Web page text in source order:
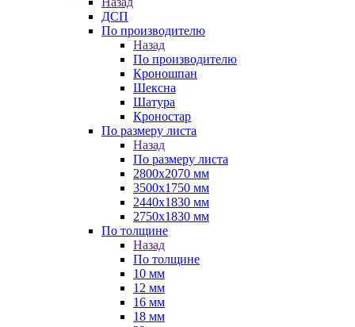
ДСП
По производителю
Назад
По производителю
Кроношпан
Шексна
Шатура
Кроностар
По размеру листа
Назад
По размеру листа
2800х2070 мм
3500х1750 мм
2440х1830 мм
2750х1830 мм
По толщине
Назад
По толщине
10 мм
12 мм
16 мм
18 мм